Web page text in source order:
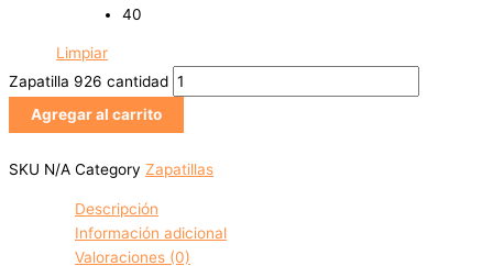
40
Limpiar
Zapatilla 926 cantidad
Agregar al carrito
SKU N/A Category Zapatillas
Descripción
Información adicional
Valoraciones (0)